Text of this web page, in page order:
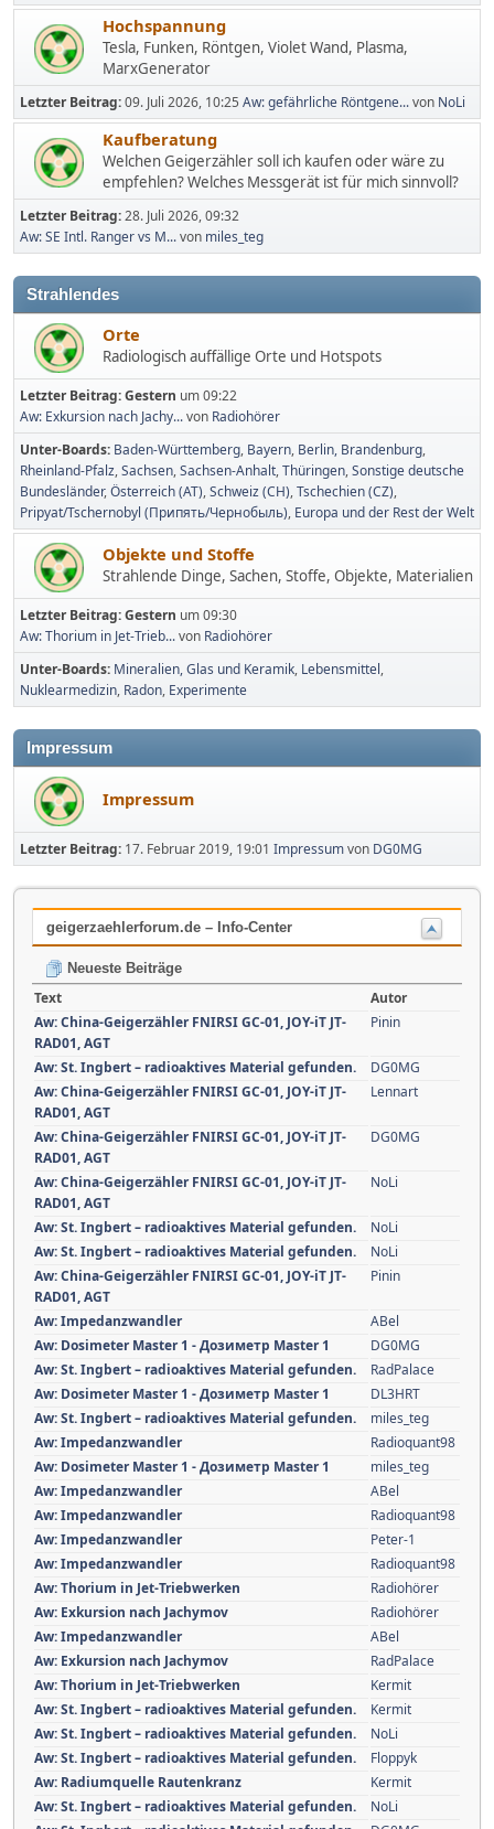
Hochspannung
Tesla, Funken, Röntgen, Violet Wand, Plasma,
MarxGenerator
Letzter Beitrag:09. Juli 2026, 10:25 Aw: gefährliche Röntgene...von NoLi
Kaufberatung
Welchen Geigerzähler soll ich kaufen oder wäre zu
empfehlen? Welches Messgerät ist für mich sinnvoll?
Letzter Beitrag:28. Juli 2026, 09:32
Aw: SE Intl. Ranger vs M...von miles_teg
Strahlendes
Orte
Radiologisch auffällige Orte und Hotspots
Letzter Beitrag:Gestern um 09:22
Aw: Exkursion nach Jachy...von Radiohörer
Unter-Boards Baden-Württemberg Bayern Berlin, Brandenburg
Rheinland-Pfalz Sachsen Sachsen-Anhalt Thüringen Sonstige deutsche
Bundesländer Österreich (AT) Schweiz (CH) Tschechien (CZ)
Pripyat/Tschernobyl (Припять/Чернобыль) Europa und der Rest der Welt
Objekte und Stoffe
Strahlende Dinge, Sachen, Stoffe, Objekte, Materialien
Letzter Beitrag:Gestern um 09:30
Aw: Thorium in Jet-Trieb...von Radiohörer
Unter-Boards Mineralien, Glas und Keramik Lebensmittel
Nuklearmedizin Radon Experimente
Impressum
Impressum
Letzter Beitrag: 17. Februar 2019, 19:01 Impressumvon DG0MG
geigerzaehlerforum.de – Info-Center
Neueste Beiträge
Text
Autor
Aw: China-Geigerzähler FNIRSI GC-01, JOY-iT JT-
RAD01, AGT
Pinin
Aw: St. Ingbert – radioaktives Material gefunden.
DG0MG
Aw: China-Geigerzähler FNIRSI GC-01, JOY-iT JT-
RAD01, AGT
Lennart
Aw: China-Geigerzähler FNIRSI GC-01, JOY-iT JT-
RAD01, AGT
DG0MG
Aw: China-Geigerzähler FNIRSI GC-01, JOY-iT JT-
RAD01, AGT
NoLi
Aw: St. Ingbert – radioaktives Material gefunden.
NoLi
Aw: St. Ingbert – radioaktives Material gefunden.
NoLi
Aw: China-Geigerzähler FNIRSI GC-01, JOY-iT JT-
RAD01, AGT
Pinin
Aw: Impedanzwandler
ABel
Aw: Dosimeter Master 1 - Дозиметр Master 1
DG0MG
Aw: St. Ingbert – radioaktives Material gefunden.
RadPalace
Aw: Dosimeter Master 1 - Дозиметр Master 1
DL3HRT
Aw: St. Ingbert – radioaktives Material gefunden.
miles_teg
Aw: Impedanzwandler
Radioquant98
Aw: Dosimeter Master 1 - Дозиметр Master 1
miles_teg
Aw: Impedanzwandler
ABel
Aw: Impedanzwandler
Radioquant98
Aw: Impedanzwandler
Peter-1
Aw: Impedanzwandler
Radioquant98
Aw: Thorium in Jet-Triebwerken
Radiohörer
Aw: Exkursion nach Jachymov
Radiohörer
Aw: Impedanzwandler
ABel
Aw: Exkursion nach Jachymov
RadPalace
Aw: Thorium in Jet-Triebwerken
Kermit
Aw: St. Ingbert – radioaktives Material gefunden.
Kermit
Aw: St. Ingbert – radioaktives Material gefunden.
NoLi
Aw: St. Ingbert – radioaktives Material gefunden.
Floppyk
Aw: Radiumquelle Rautenkranz
Kermit
Aw: St. Ingbert – radioaktives Material gefunden.
NoLi